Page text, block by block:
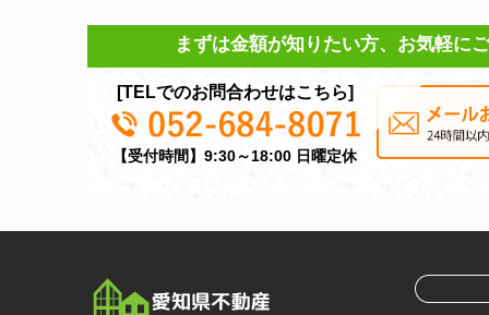
まずは金額が知りたい方、お気軽に
[TELでのお問合わせはこちら]
【受付時間】9:30～18:00 日曜定休